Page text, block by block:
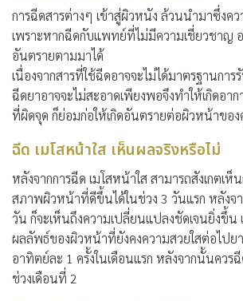
การฉีดสารต่างๆ เข้าสู่ผิวหนัง ล้วนนำมาซึ่งค
เพราะหากฉีดกับแพทย์ที่ไม่มีความเชี่ยวชาญ อ
อันตรายตามมาได้
เนื่องจากสารที่ใช้ฉีดอาจจะไม่ได้มาตรฐานการ
ฉีดยาอาจจะไม่สะอาดเพียงพอจึงทำให้เกิดอา
ที่ผิดจุด ก็ย่อมก่อให้เกิดอันตรายต่อผิวหน้าขอ
ฉีด เมโสหน้าใส เห็นผลจริงหรือไม่
หลังจากการฉีด เมโสหน้าใส สามารถสังเกตเ
สภาพผิวหน้าที่ดีขึ้นได้ในช่วง 3 วันแรก หลังจ
วัน ก็จะเห็นถึงความเปลี่ยนแปลงชัดเจนยิ่งขึ้น
ผลลัพธ์ของผิวหน้าที่ยังคงความสวยใสต่อไป
อาทิตย์ละ 1 ครั้งในเดือนแรก หลังจากนั้นควร
ช่วงเดือนที่ 2